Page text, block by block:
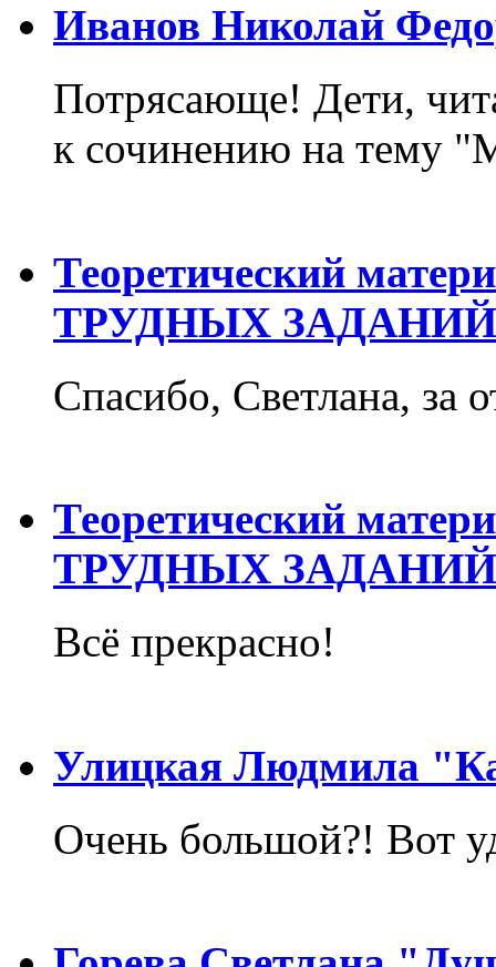
Иванов Николай
Потрясающе! Дети,
к сочинению на тему
Теоретический
ТРУДНЫХ
Спасибо, Светлана, за
Теоретический
ТРУДНЫХ
Всё прекрасно!
Улицкая Людмила
Очень большой?! Вот